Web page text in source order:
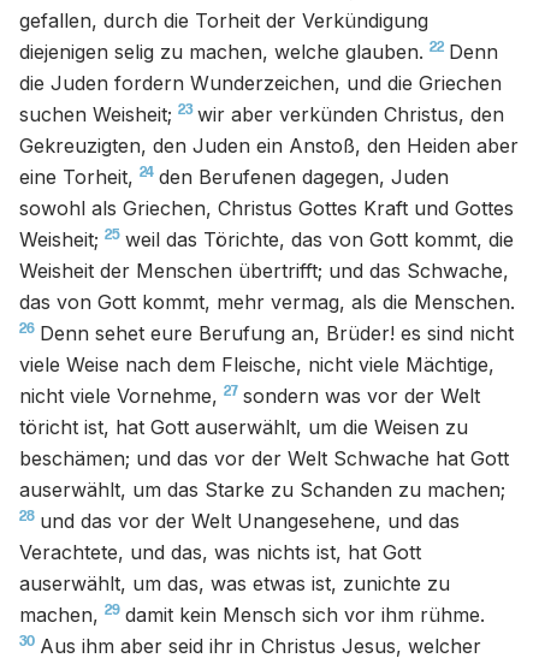
gefallen, durch die Torheit der Verkündigung
diejenigen selig zu machen, welche glauben. 22 Denn
die Juden fordern Wunderzeichen, und die Griechen
suchen Weisheit; 23 wir aber verkünden Christus, den
Gekreuzigten, den Juden ein Anstoß, den Heiden aber
eine Torheit, 24 den Berufenen dagegen, Juden
sowohl als Griechen, Christus Gottes Kraft und Gottes
Weisheit; 25 weil das Törichte, das von Gott kommt, die
Weisheit der Menschen übertrifft; und das Schwache,
das von Gott kommt, mehr vermag, als die Menschen.
26 Denn sehet eure Berufung an, Brüder! es sind nicht
viele Weise nach dem Fleische, nicht viele Mächtige,
nicht viele Vornehme, 27 sondern was vor der Welt
töricht ist, hat Gott auserwählt, um die Weisen zu
beschämen; und das vor der Welt Schwache hat Gott
auserwählt, um das Starke zu Schanden zu machen;
28 und das vor der Welt Unangesehene, und das
Verachtete, und das, was nichts ist, hat Gott
auserwählt, um das, was etwas ist, zunichte zu
machen, 29 damit kein Mensch sich vor ihm rühme.
30 Aus ihm aber seid ihr in Christus Jesus, welcher